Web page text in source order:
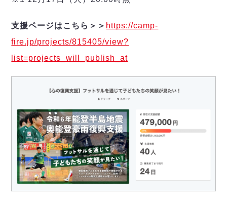
ミラクルスマイル新居浜
支援ページはこちら＞＞ https://camp-
fire.jp/projects/815405/view?
list=projects_will_publish_at